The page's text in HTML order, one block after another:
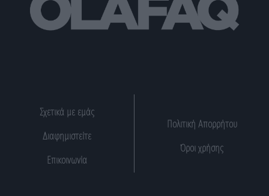
Σχετικά με εμάς
Διαφημιστείτε
Επικοινωνία
Πολιτική Απορρήτου
Όροι χρήσης